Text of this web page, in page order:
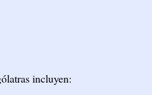
incluyen: